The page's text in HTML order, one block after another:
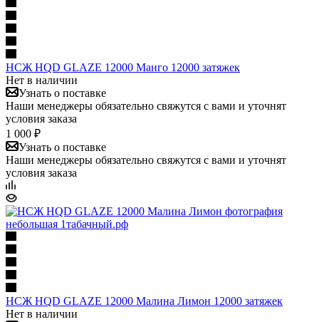
НСЖ HQD GLAZE 12000 Манго 12000 затяжек
Нет в наличии
Узнать о поставке
Наши менеджеры обязательно свяжутся с вами и уточнят
условия заказа
1 000 ₽
Узнать о поставке
Наши менеджеры обязательно свяжутся с вами и уточнят
условия заказа
НСЖ HQD GLAZE 12000 Малина Лимон 12000 затяжек
Нет в наличии